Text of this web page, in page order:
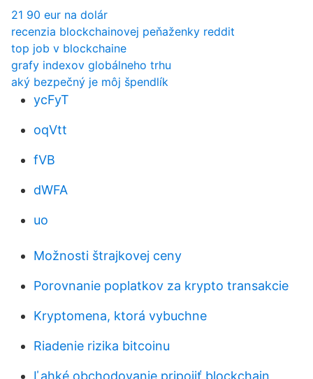
21 90 eur na dolár
recenzia blockchainovej peňaženky reddit
top job v blockchaine
grafy indexov globálneho trhu
aký bezpečný je môj špendlík
ycFyT
oqVtt
fVB
dWFA
uo
Možnosti štrajkovej ceny
Porovnanie poplatkov za krypto transakcie
Kryptomena, ktorá vybuchne
Riadenie rizika bitcoinu
Ľahké obchodovanie pripojiť blockchain